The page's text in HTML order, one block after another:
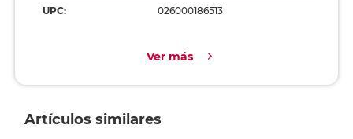
UPC: 026000186513
Ver más
Artículos similares